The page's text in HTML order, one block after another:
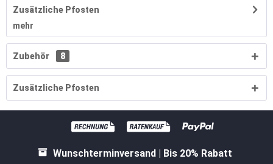
Zusätzliche Pfosten
mehr
Zubehör 8
Zusätzliche Pfosten
Wunschterminversand | Bis 20% Rabatt